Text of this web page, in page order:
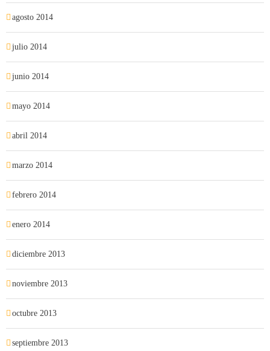
agosto 2014
julio 2014
junio 2014
mayo 2014
abril 2014
marzo 2014
febrero 2014
enero 2014
diciembre 2013
noviembre 2013
octubre 2013
septiembre 2013